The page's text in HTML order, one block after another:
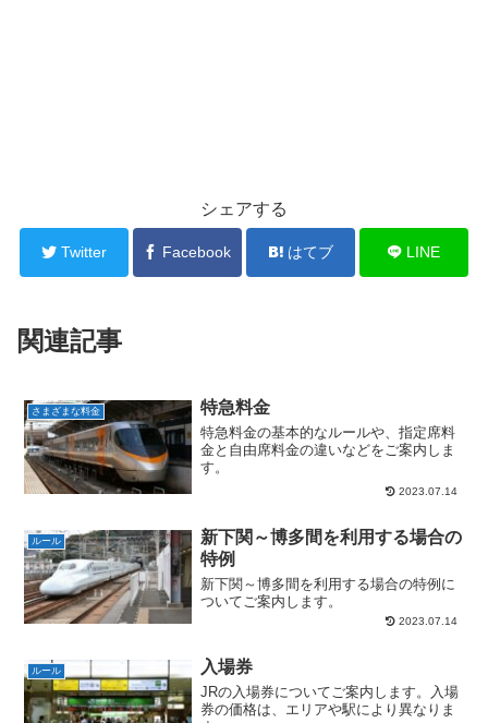
シェアする
Twitter Facebook はてブ LINE
関連記事
さまざまな料金 特急料金
特急料金の基本的なルールや、指定席料
金と自由席料金の違いなどをご案内しま
す。
2023.07.14
ルール
新下関～博多間を利用する場合の
特例
新下関～博多間を利用する場合の特例に
ついてご案内します。
2023.07.14
ルール 入場券
JRの入場券についてご案内します。入場
券の価格は、エリアや駅により異なりま